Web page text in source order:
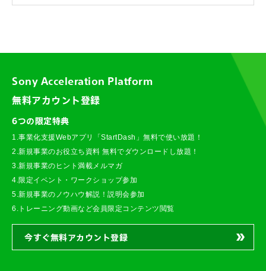
Sony Acceleration Platform
無料アカウント登録
6つの限定特典
1.事業化支援Webアプリ「StartDash」無料で使い放題！
2.新規事業のお役立ち資料 無料でダウンロードし放題！
3.新規事業のヒント満載メルマガ
4.限定イベント・ワークショップ参加
5.新規事業のノウハウ解説！説明会参加
6.トレーニング動画など会員限定コンテンツ閲覧
今すぐ無料アカウント登録